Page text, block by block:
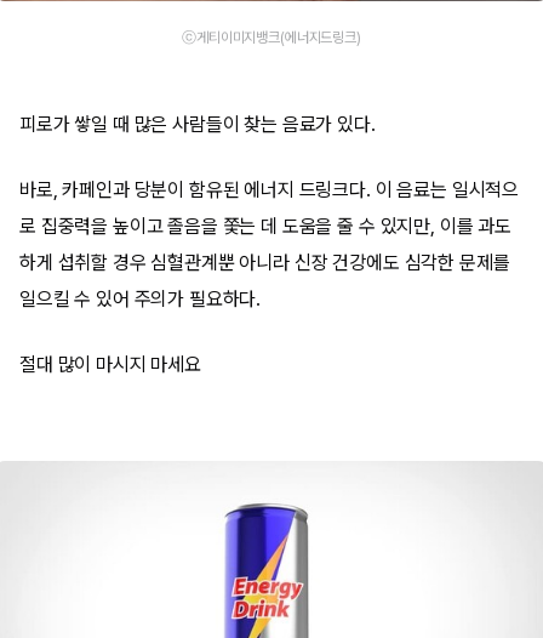
ⓒ게티이미지뱅크(에너지드링크)
피로가 쌓일 때 많은 사람들이 찾는 음료가 있다.
바로, 카페인과 당분이 함유된 에너지 드링크다. 이 음료는 일시적으
로 집중력을 높이고 졸음을 쫓는 데 도움을 줄 수 있지만, 이를 과도
하게 섭취할 경우 심혈관계뿐 아니라 신장 건강에도 심각한 문제를
일으킬 수 있어 주의가 필요하다.
절대 많이 마시지 마세요